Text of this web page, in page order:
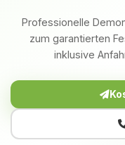
Professionelle
zum garantierten
inklusive